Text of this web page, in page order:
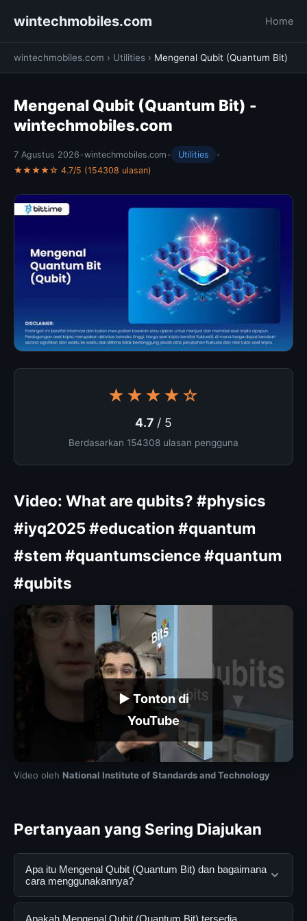
wintechmobiles.com Home
wintechmobiles.com › Utilities › Mengenal Qubit (Quantum Bit)
Mengenal Qubit (Quantum Bit) -
wintechmobiles.com
7 Agustus 2026 •wintechmobiles.com • Utilities
•
★★★★☆ 4.7/5 (154308 ulasan)
★★★★☆
4.7 / 5
Berdasarkan 154308 ulasan pengguna
Video: What are qubits? #physics
#iyq2025 #education #quantum
#stem #quantumscience #quantum
#qubits
▶ Tonton di
YouTube
Video oleh National Institute of Standards and Technology
Pertanyaan yang Sering Diajukan
Apa itu Mengenal Qubit (Quantum Bit) dan bagaimana
cara menggunakannya?
Mengenal Qubit (Quantum Bit) adalah layanan digital